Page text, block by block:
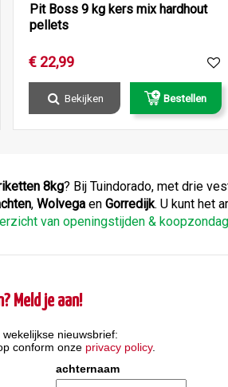
Pit Boss 9 kg kers mix hardhout
pellets
€ 22,99
Bekijken Bestellen
8kg? Bij Tuindorado, met drie
, Wolvega en Gorredijk. U kunt het
van openingstijden &
Meld je aan!
nieuwsbrief:
conform onze privacy policy.
achternaam